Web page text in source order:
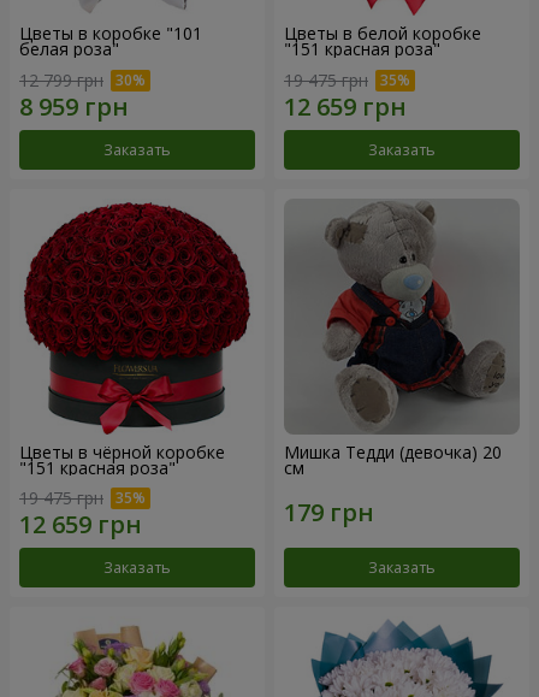
Цветы в коробке "101
белая роза"
12 799 грн
Заказать
Цветы в белой коробке
"151 красная роза"
19 475 грн
Заказать
Цветы в чёрной коробке
"151 красная роза"
19 475 грн
Заказать
Мишка Тедди (девочка) 20
см
Заказать